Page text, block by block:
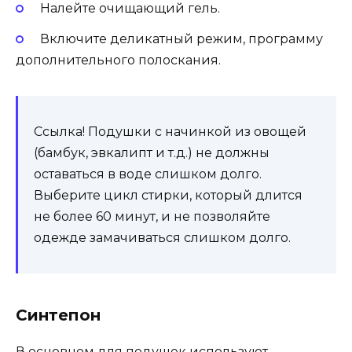
Налейте очищающий гель.
Включите деликатный режим, программу
дополнительного полоскания.
Ссылка! Подушки с начинкой из овощей
(бамбук, эвкалипт и т.д.) не должны
оставаться в воде слишком долго.
Выберите цикл стирки, который длится
не более 60 минут, и не позволяйте
одежде замачиваться слишком долго.
Синтепон